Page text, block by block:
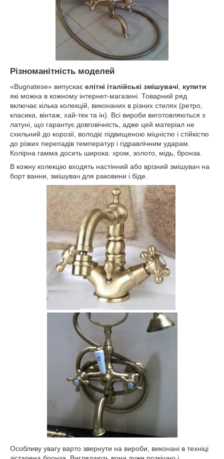
Різноманітність моделей
«Bugnatese» випускає елітні італійські змішувачі
купити
які можна в кожному інтернет-магазині. Товарний ряд
включає кілька колекцій, виконаних в різних стилях (ретро,
класика, вінтаж, хай-тек та ін). Всі вироби виготовляються з
латуні, що гарантує довговічність, адже цей матеріал не
схильний до корозії, володіє підвищеною міцністю і стійкістю
до різких перепадів температур і гідравлічним ударам.
Колірна гамма досить широка: хром, золото, мідь, бронза.
В кожну колекцію входять настінний або врізний змішувач на
борт ванни, змішувач для раковини і біде.
Особливу увагу варто звернути на вироби, виконані в техніці